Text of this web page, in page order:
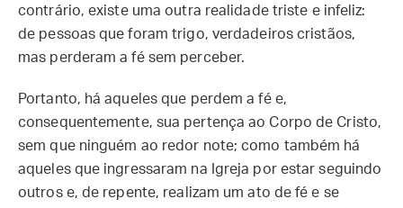
contrário, existe uma outra realidade triste e infeliz:
de pessoas que foram trigo, verdadeiros cristãos,
mas perderam a fé sem perceber.
Portanto, há aqueles que perdem a fé e,
consequentemente, sua pertença ao Corpo de Cristo,
sem que ninguém ao redor note; como também há
aqueles que ingressaram na Igreja por estar seguindo
outros e, de repente, realizam um ato de fé e se